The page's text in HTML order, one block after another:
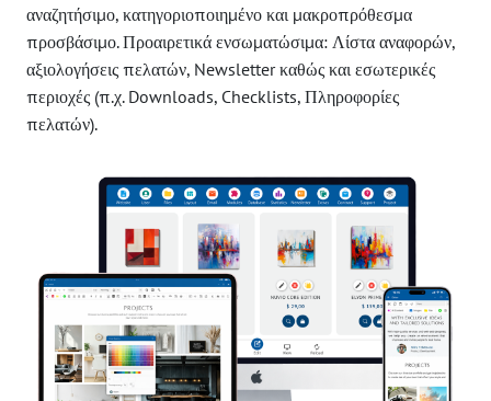
αναζητήσιμο, κατηγοριοποιημένο και μακροπρόθεσμα
προσβάσιμο. Προαιρετικά ενσωματώσιμα: Λίστα αναφορών,
αξιολογήσεις πελατών, Newsletter καθώς και εσωτερικές
περιοχές (π.χ. Downloads, Checklists, Πληροφορίες
πελατών).